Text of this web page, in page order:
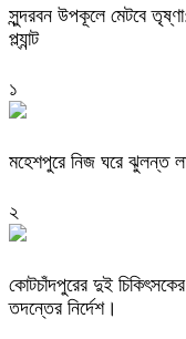
সুন্দরবন উপকূলে মেটবে
প্ল্যান্ট
১
মহেশপুরে নিজ ঘরে ঝুলন্ত
২
কোটচাঁদপুরের দুই
তদন্তের নির্দেশ।